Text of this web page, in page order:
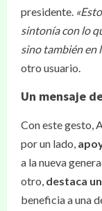
presidente.
sintonía con lo
sino también en
otro usuario.
Un mensaje
Con este gesto,
por un lado,
a la nueva
otro, destaca
beneficia a una